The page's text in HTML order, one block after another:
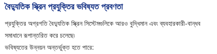
বৈদ্যুতিক স্ক্রিন প্রযুক্তির ভবিষ্যত প্রবণতা
প্রযুক্তির অগ্রগতি বৈদ্যুতিক স্ক্রিন সিস্টেমগুলিকে আরও বুদ্ধিমান এবং ব্যবহারকারী-বান্ধব
সমাধানে রূপান্তরিত করে চলেছে৷
ভবিষ্যতের উন্নয়ন অন্তর্ভুক্ত হতে পারে: